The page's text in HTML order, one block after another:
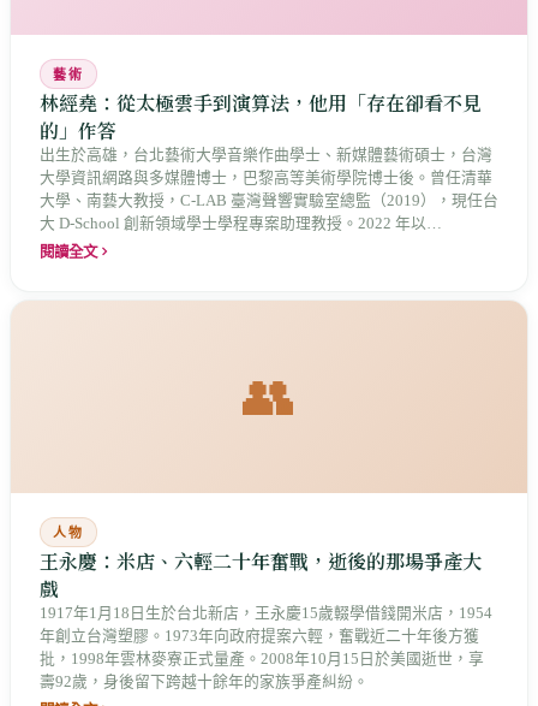
藝術
林經堯：從太極雲手到演算法，他用「存在卻看不見
的」作答
出生於高雄，台北藝術大學音樂作曲學士、新媒體藝術碩士，台灣
大學資訊網路與多媒體博士，巴黎高等美術學院博士後。曾任清華
大學、南藝大教授，C-LAB 臺灣聲響實驗室總監（2019），現任台
大 D-School 創新領域學士學程專案助理教授。2022 年以
《Metaphysics》登上 Art Blocks（200 版）、《Mythologic》在香
閱讀全文
👥
人物
王永慶：米店、六輕二十年奮戰，逝後的那場爭產大
戲
1917年1月18日生於台北新店，王永慶15歲輟學借錢開米店，1954
年創立台灣塑膠。1973年向政府提案六輕，奮戰近二十年後方獲
批，1998年雲林麥寮正式量產。2008年10月15日於美國逝世，享
壽92歲，身後留下跨越十餘年的家族爭產糾紛。